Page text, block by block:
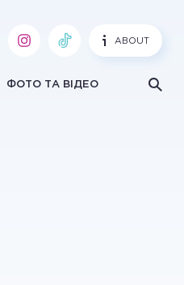
ABOUT
ФОТО ТА ВІДЕО